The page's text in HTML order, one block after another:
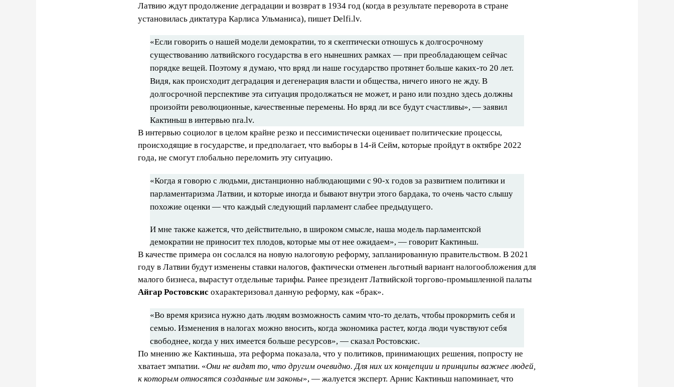
Латвию ждут продолжение деградации и возврат в 1934 год (когда в результате переворота в стране
установилась диктатура Карлиса Ульманиса), пишет Delfi.lv.
«Если говорить о нашей модели демократии, то я скептически отношусь к долгосрочному
существованию латвийского государства в его нынешних рамках — при преобладающем сейчас
порядке вещей. Поэтому я думаю, что вряд ли наше государство протянет больше каких-то 20 лет.
Видя, как происходит деградация и дегенерация власти и общества, ничего иного не жду. В
долгосрочной перспективе эта ситуация продолжаться не может, и рано или поздно здесь должны
произойти революционные, качественные перемены. Но вряд ли все будут счастливы», — заявил
Кактиньш в интервью nra.lv.
В интервью социолог в целом крайне резко и пессимистически оценивает политические процессы,
происходящие в государстве, и предполагает, что выборы в 14-й Сейм, которые пройдут в октябре 2022
года, не смогут глобально переломить эту ситуацию.
«Когда я говорю с людьми, дистанционно наблюдающими с 90-х годов за развитием политики и
парламентаризма Латвии, и которые иногда и бывают внутри этого бардака, то очень часто слышу
похожие оценки — что каждый следующий парламент слабее предыдущего.
И мне также кажется, что действительно, в широком смысле, наша модель парламентской
демократии не приносит тех плодов, которые мы от нее ожидаем», — говорит Кактиньш.
В качестве примера он сослался на новую налоговую реформу, запланированную правительством. В 2021
году в Латвии будут изменены ставки налогов, фактически отменен льготный вариант налогообложения для
малого бизнеса, вырастут отдельные тарифы. Ранее президент Латвийской торгово-промышленной палаты
Айгар Ростовскис охарактеризовал данную реформу, как «брак».
«Во время кризиса нужно дать людям возможность самим что-то делать, чтобы прокормить себя и
семью. Изменения в налогах можно вносить, когда экономика растет, когда люди чувствуют себя
свободнее, когда у них имеется больше ресурсов», — сказал Ростовскис.
По мнению же Кактиньша, эта реформа показала, что у политиков, принимающих решения, попросту не
хватает эмпатии. «Они не видят то, что другим очевидно. Для них их концепции и принципы важнее людей,
к которым относятся созданные им законы», — жалуется эксперт. Арнис Кактиньш напоминает, что